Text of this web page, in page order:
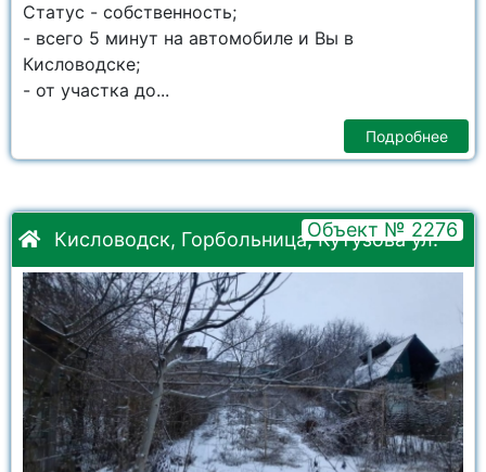
Cтaтус - собственность;
- всего 5 минут на автомобиле и Вы в
Кисловодске;
- от участка до...
Подробнее
Кисловодск, Горбольница, Кутузова ул.
Объект № 2276